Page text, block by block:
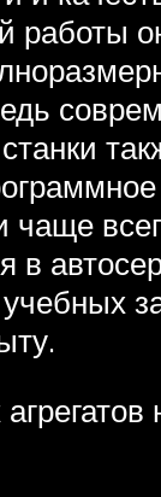
работы
чаще
в